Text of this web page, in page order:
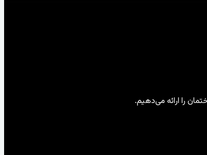
را ارائه می‌دهیم.